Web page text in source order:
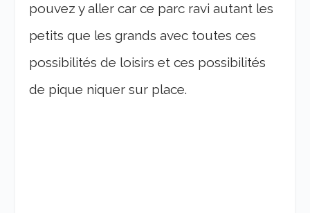
pouvez y aller car ce parc ravi autant les
petits que les grands avec toutes ces
possibilités de loisirs et ces possibilités
de pique niquer sur place.